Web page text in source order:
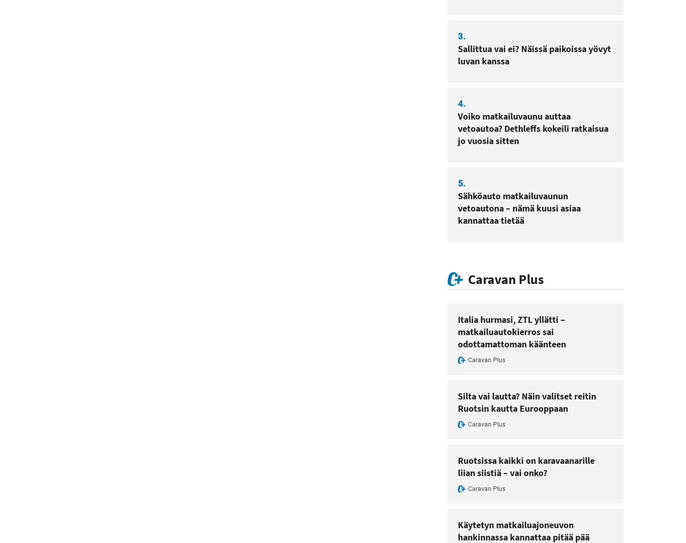
3.
Sallittua vai ei? Näissä paikoissa yövyt
luvan kanssa
4.
Voiko matkailuvaunu auttaa
vetoautoa? Dethleffs kokeili ratkaisua
jo vuosia sitten
5.
Sähköauto matkailuvaunun
vetoautona – nämä kuusi asiaa
kannattaa tietää
Caravan Plus
Italia hurmasi, ZTL yllätti –
matkailuautokierros sai
odottamattoman käänteen
Caravan Plus
Silta vai lautta? Näin valitset reitin
Ruotsin kautta Eurooppaan
Caravan Plus
Ruotsissa kaikki on karavaanarille
liian siistiä – vai onko?
Caravan Plus
Käytetyn matkailuajoneuvon
hankinnassa kannattaa pitää pää